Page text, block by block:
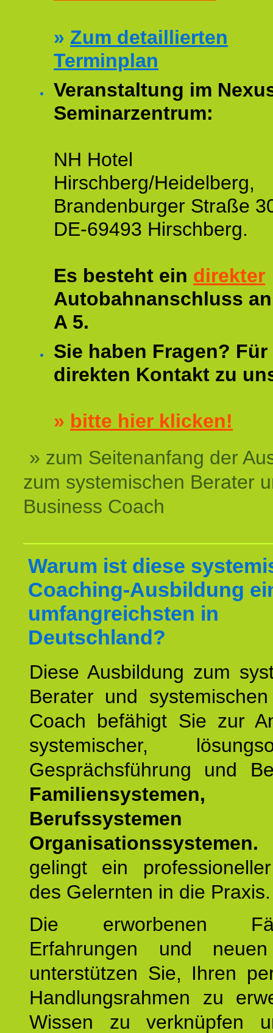
» Zum detaillierten
Terminplan
Veranstaltung im
Seminarzentrum:
NH Hotel
Hirschberg/Heidelberg,
Brandenburger Straße
DE-69493 Hirschberg.
Es besteht ein direkter
Autobahnanschluss
A 5.
Sie haben Fragen?
direkten Kontakt zu
» bitte hier klicken!
» zum Seitenanfang der
zum systemischen Berater
Business Coach
Warum ist diese
Coaching-Ausbildung
umfangreichsten in
Deutschland?
Diese Ausbildung zum
Berater und
Coach befähigt Sie zur
systemischer,
Gesprächsführung und
Familiensystemen,
Organisationssystemen.
gelingt ein
des Gelernten in die Praxis.
Die erworbenen
Erfahrungen und
unterstützen Sie, Ihren
Handlungsrahmen zu
Wissen zu verknüpfen